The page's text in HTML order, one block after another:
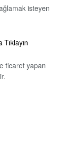
isteyen
ticaret yapan